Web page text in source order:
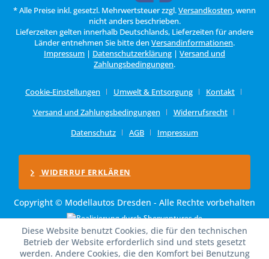
* Alle Preise inkl. gesetzl. Mehrwertsteuer zzgl.Versandkosten, wenn
nicht anders beschrieben.
Lieferzeiten gelten innerhalb Deutschlands, Lieferzeiten für andere
Länder entnehmen Sie bitte den Versandinformationen.
Impressum | Datenschutzerklärung | Versand und
Zahlungsbedingungen.
Cookie-Einstellungen Umwelt & Entsorgung
Kontakt
Versand und Zahlungsbedingungen
Widerrufsrecht
Datenschutz
AGB Impressum
WIDERRUF ERKLÄREN
Copyright © Modellautos Dresden - Alle Rechte vorbehalten
Diese Website benutzt Cookies, die für den technischen
Betrieb der Website erforderlich sind und stets gesetzt
werden. Andere Cookies, die den Komfort bei Benutzung